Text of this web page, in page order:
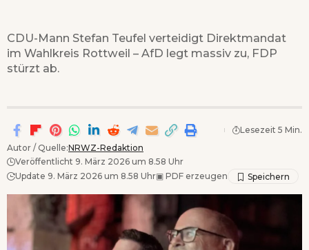
CDU-Mann Stefan Teufel verteidigt Direktmandat
im Wahlkreis Rottweil – AfD legt massiv zu, FDP
stürzt ab.
Autor / Quelle:NRWZ-Redaktion
Veröffentlicht 9. März 2026 um 8.58 Uhr
Update 9. März 2026 um 8.58 Uhr▣ PDF erzeugen
Lesezeit 5 Min.